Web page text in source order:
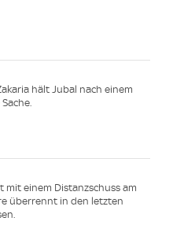
hält Jubal nach einem
einem Distanzschuss am
überrennt in den letzten